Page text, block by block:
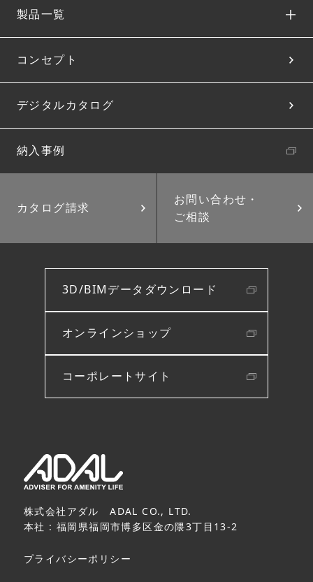
製品一覧
コンセプト
デジタルカタログ
納入事例
カタログ請求
お問い合わせ・
ご相談
3D/BIMデータダウンロード
オンラインショップ
コーポレートサイト
株式会社アダル ADAL CO., LTD.
本社 : 福岡県福岡市博多区金の隈3丁目13-2
プライバシーポリシー